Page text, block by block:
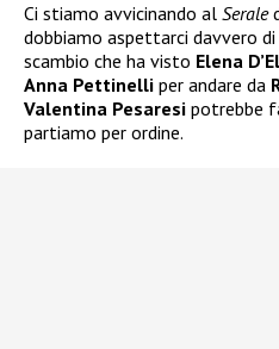
Ci stiamo avvicinando al Serale
dobbiamo aspettarci davvero
scambio che ha visto Elena
Anna Pettinelli per andare da
Valentina Pesaresi potrebbe
partiamo per ordine.